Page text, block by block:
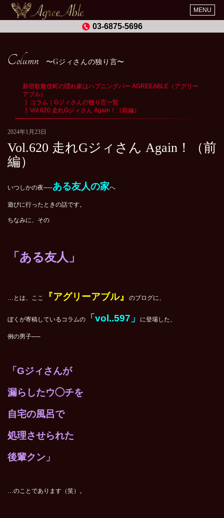
MENU
03-6875-5696
Column Gジィさんの独り言
新宿歌舞伎町の隠れ家はハプニングバー AGREEABLE（アグリー
アブル）
コラム｜Gジィさんの独り言一覧
Vol.620 走れGジィさん Again！（前編）
2024年1月23日
Vol.620 走れGジィさん Again！（前
編）
いつしかの夜──ある友人の家へ
遊びに行ったときの話です。
ちなみに、その
「ある友人」
…とは、ここ 『アグリーアブル』 のブログに、
ぼくが寄稿しているコラムの 「vol..597」 に登場した、
例の男子──
「Gジィさんが
漏らしたウ◯チを
自宅の風呂で
処理させられた
後輩クン」
…のことであります（笑）。